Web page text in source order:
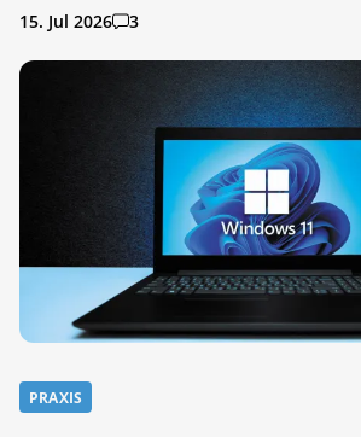
15. Jul 2026 3
PRAXIS